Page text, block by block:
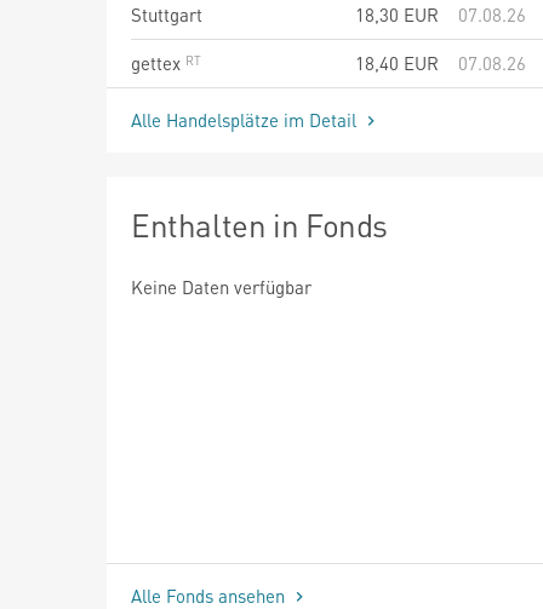
Stuttgart
18,30 EUR
07.08.26
gettex
18,40 EUR 07.08.26
Alle Handelsplätze im Detail
Enthalten in Fonds
Keine Daten verfügbar
Alle Fonds ansehen